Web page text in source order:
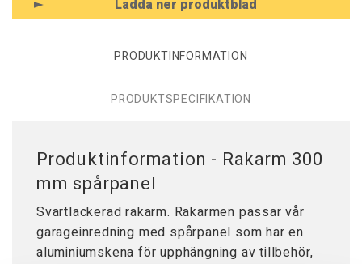
Ladda ner produktblad
PRODUKTINFORMATION
PRODUKTSPECIFIKATION
Produktinformation - Rakarm 300
mm spårpanel
Svartlackerad rakarm. Rakarmen passar vår
garageinredning med spårpanel som har en
aluminiumskena för upphängning av tillbehör,